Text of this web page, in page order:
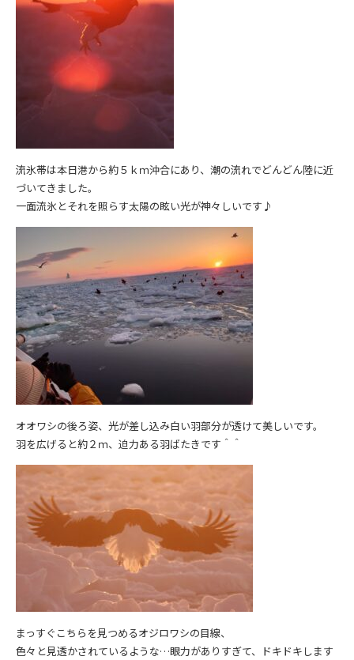
流氷帯は本日港から約５ｋｍ沖合にあり、潮の流れでどんどん陸に近
づいてきました。
一面流氷とそれを照らす太陽の眩い光が神々しいです♪
オオワシの後ろ姿、光が差し込み白い羽部分が透けて美しいです。
羽を広げると約２ｍ、迫力ある羽ばたきです＾＾
まっすぐこちらを見つめるオジロワシの目線、
色々と見透かされているような…眼力がありすぎて、ドキドキします